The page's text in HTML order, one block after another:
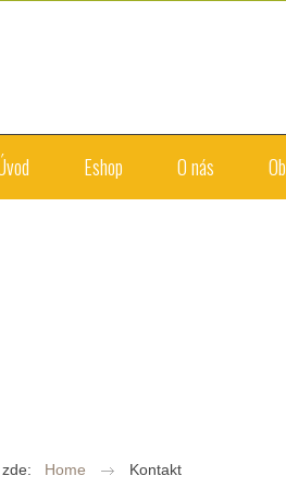
Eshop O nás
Home Kontakt